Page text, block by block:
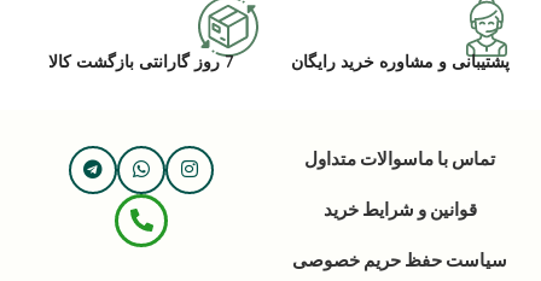
پشتیبانی و مشاوره خرید رایگان 7 روز گارانتی بازگشت کالا
تماس با ماسوالات متداول
قوانین و شرایط خرید
سیاست حفظ حریم خصوصی